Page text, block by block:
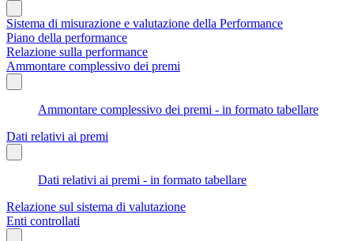
Sistema di misurazione e valutazione della Performance
Piano della performance
Relazione sulla performance
Ammontare complessivo dei premi
Ammontare complessivo dei premi - in formato tabellare
Dati relativi ai premi
Dati relativi ai premi - in formato tabellare
Relazione sul sistema di valutazione
Enti controllati